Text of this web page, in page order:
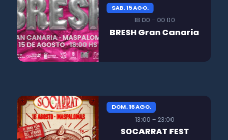
SAB. 15 AGO.
18:00 – 00:00
BRESH Gran Canaria
DOM. 16 AGO.
13:00 – 23:00
SOCARRAT FEST